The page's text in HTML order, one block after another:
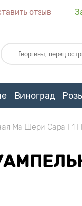
отзыв
Виноград
Ма Шери Сара F1